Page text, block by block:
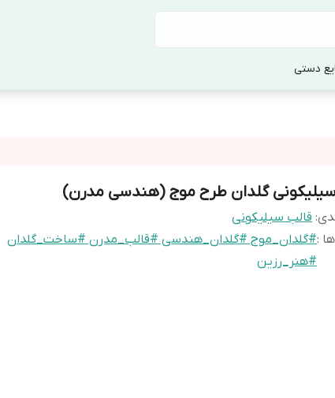
دستی
گلدان طرح موج (هندسی مدرن)
: قالب سیلیکونی
:#گلدان_موج #گلدان_هندسی #قالب_مدرن #ساخت_گلدان
#هنر_رزین